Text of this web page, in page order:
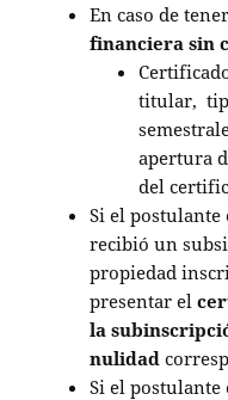
En caso de
financiera sin
titular,
apertura
del
Si el postulante
recibió un
propiedad
presentar el
la
nulidad
Si el postulante